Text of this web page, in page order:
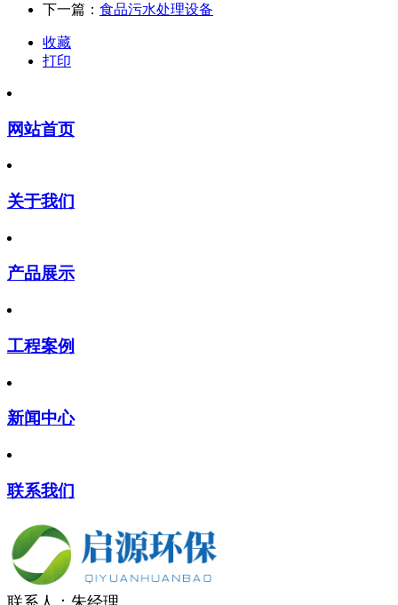
下一篇： 食品污水处理设备
收藏
打印
网站首页
关于我们
产品展示
工程案例
新闻中心
联系我们